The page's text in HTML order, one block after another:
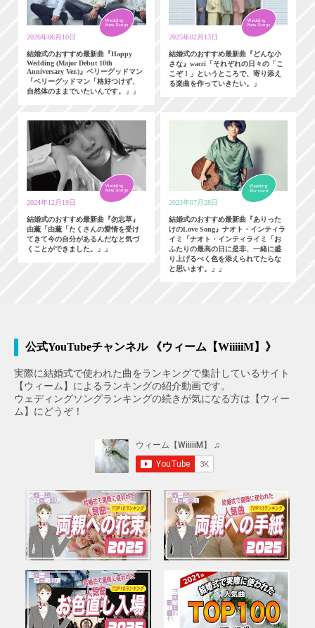
2026年06月10日
結婚式のおすすめ最新曲『Happy
Wedding (Major Debut 10th
Anniversary Ver.)』ベリーグッドマン
「ベリーグッドマン「格好つけず、
自然体のままでいたいんです。」」
2025年02月13日
結婚式のおすすめ最新曲『どんな小
さな』wacci「それぞれの日々の「こ
こぞ！」というところで、寄り添え
る楽曲を作っていきたい。」
2024年12月19日
結婚式のおすすめ最新曲『勿忘草』
由薫「由薫「たくさんの愛情を受け
てきて今の自分があるんだなと気づ
くことができました。」」
2023年07月28日
結婚式のおすすめ最新曲『ありった
けのLove Song』ナオト・インティラ
イミ「ナオト・インティライミ「お
ふたりの最高の日に是非、一緒に盛
り上げるべく色を添えられてたらな
と思います。」」
公式YouTubeチャンネル 《ウィーム【WiiiiiM】》
実際に結婚式で使われた曲をランキングで集計しているサイト
【ウィーム】によるランキングの紹介動画です。
ウェディングソングランキングの続きが気になる方は【ウィー
ム】にどうぞ！